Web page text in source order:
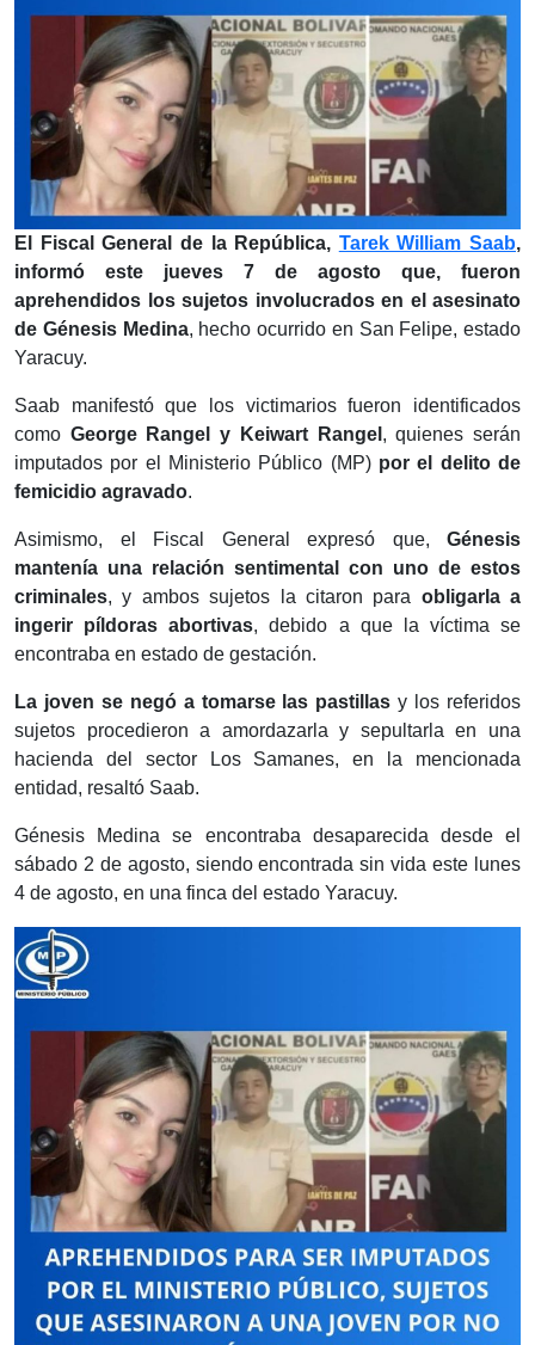
El Fiscal General de la República, Tarek William Saab,
informó este jueves 7 de agosto que, fueron
aprehendidos los sujetos involucrados en el asesinato
de Génesis Medina, hecho ocurrido en San Felipe, estado
Yaracuy.
Saab manifestó que los victimarios fueron identificados
como George Rangel y Keiwart Rangel , quienes serán
imputados por el Ministerio Público (MP) por el delito de
femicidio agravado.
Asimismo, el Fiscal General expresó que, Génesis
mantenía una relación sentimental con uno de estos
criminales, y ambos sujetos la citaron para obligarla a
ingerir píldoras abortivas, debido a que la víctima se
encontraba en estado de gestación.
La joven se negó a tomarse las pastillasy los referidos
sujetos procedieron a amordazarla y sepultarla en una
hacienda del sector Los Samanes, en la mencionada
entidad, resaltó Saab.
Génesis Medina se encontraba desaparecida desde el
sábado 2 de agosto, siendo encontrada sin vida este lunes
4 de agosto, en una finca del estado Yaracuy.